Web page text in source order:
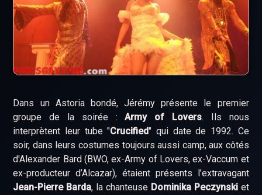
Dans un Astoria bondé, Jérémy présente le premier
groupe de la soirée :Army of Lovers. Ils nous
interprètent leur tube "Crucified" qui date de 1992. Ce
soir, dans leurs costumes toujours aussi camp, aux côtés
d'Alexander Bard (BWO, ex-Army of Lovers, ex-Vaccum et
ex-producteur d’Alcazar), étaient présents l’extravagant
Jean-Pierre Barda, la chanteuse Dominika Peczynskiet